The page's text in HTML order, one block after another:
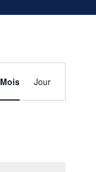
de
Mois Jour